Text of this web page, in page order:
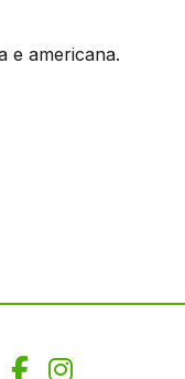
e americana.
Facebook
Instagram